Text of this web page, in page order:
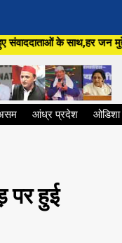
जन मुद्दे पर, सीधा
आंध्र प्रदेश ओडिशा
हुई